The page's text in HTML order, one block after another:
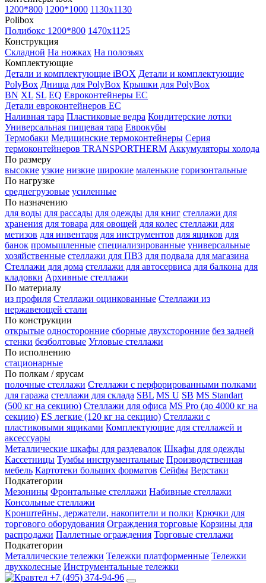
1200*800 1200*1000 1130x1130
Polibox
Полибокс 1200*800 1470х1125
Конструкция
Складной На ножках На полозьях
Комплектующие
Детали и комплектующие iBOX Детали и комплектующие
PolyBox Днища для PolyBox Крышки для PolyBox
BN XL SL EQ Евроконтейнеры EC
Детали евроконтейнеров EC
Наливная тара Пластиковые ведра Кондитерские лотки
Универсальная пищевая тара Еврокубы
Термобаки Медицинские термоконтейнеры Серия
термоконтейнеров TRANSPORTHERM Аккумуляторы холода
По размеру
высокие узкие низкие широкие маленькие горизонтальные
По нагрузке
среднегрузовые усиленные
По назначению
для воды для рассады для одежды для книг стеллажи для
хранения для товара для овощей для колес стеллажи для
метизов для инвентаря для инструментов для ящиков для
банок промышленные специализированные универсальные
хозяйственные стеллажи для ПВЗ для подвала для магазина
Стеллажи для дома стеллажи для автосервиса для балкона для
кладовки Архивные стеллажи
По материалу
из профиля Стеллажи оцинкованные Стеллажи из
нержавеющей стали
По конструкции
открытые односторонние сборные двухсторонние без задней
стенки безболтовые Угловые стеллажи
По исполнению
стационарные
По полкам / ярусам
полочные стеллажи Стеллажи с перфорированными полками
для гаража стеллажи для склада SBL MS U SB MS Standart
(500 кг на секцию) Стеллажи для офиса MS Pro (до 4000 кг на
секцию) ES легкие (120 кг на секцию) Стеллажи с
пластиковыми ящиками Комплектующие для стеллажей и
аксессуары
Металлические шкафы для раздевалок Шкафы для одежды
Кассетницы Тумбы инструментальные Производственная
мебель Картотеки больших форматов Сейфы Верстаки
Подкатегории
Мезонины Фронтальные стеллажи Набивные стеллажи
Консольные стеллажи
Кронштейны, держатели, накопители и полки Крючки для
торгового оборудования Ограждения торговые Корзины для
распродажи Паллетные ограждения Торговые стеллажи
Подкатегории
Металлические тележки Тележки платформенные Тележки
двухколесные Инструментальные тележки
+7 (495) 374-94-96